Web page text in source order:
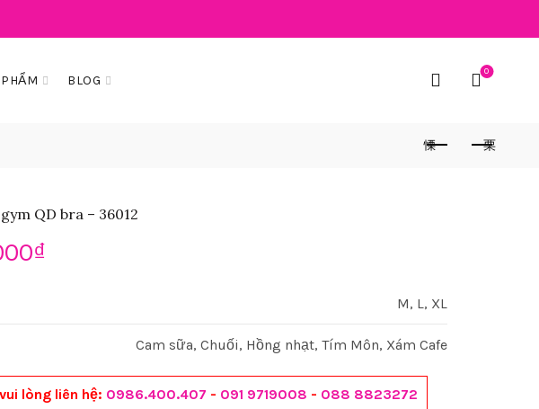
BLOG
0
QD bra – 36012
₫
M, L, XL
Cam sữa, Chuối, Hồng nhạt, Tím Môn, Xám Cafe
lòng liên hệ: 0986.400.407 - 091 9719008 - 088 8823272